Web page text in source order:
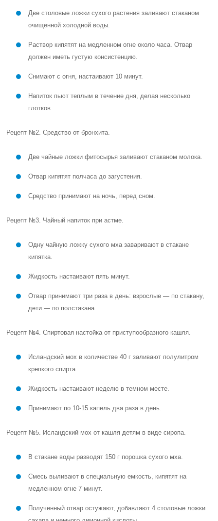
Две столовые ложки сухого растения заливают стаканом
очищенной холодной воды.
Раствор кипятят на медленном огне около часа. Отвар
должен иметь густую консистенцию.
Снимают с огня, настаивают 10 минут.
Напиток пьют теплым в течение дня, делая несколько
глотков.
Рецепт №2. Средство от бронхита.
Две чайные ложки фитосырья заливают стаканом молока.
Отвар кипятят полчаса до загустения.
Средство принимают на ночь, перед сном.
Рецепт №3. Чайный напиток при астме.
Одну чайную ложку сухого мха заваривают в стакане
кипятка.
Жидкость настаивают пять минут.
Отвар принимают три раза в день: взрослые — по стакану,
дети — по полстакана.
Рецепт №4. Спиртовая настойка от приступообразного кашля.
Исландский мох в количестве 40 г заливают полулитром
крепкого спирта.
Жидкость настаивают неделю в темном месте.
Принимают по 10-15 капель два раза в день.
Рецепт №5. Исландский мох от кашля детям в виде сиропа.
В стакане воды разводят 150 г порошка сухого мха.
Смесь выливают в специальную емкость, кипятят на
медленном огне 7 минут.
Полученный отвар остужают, добавляют 4 столовые ложки